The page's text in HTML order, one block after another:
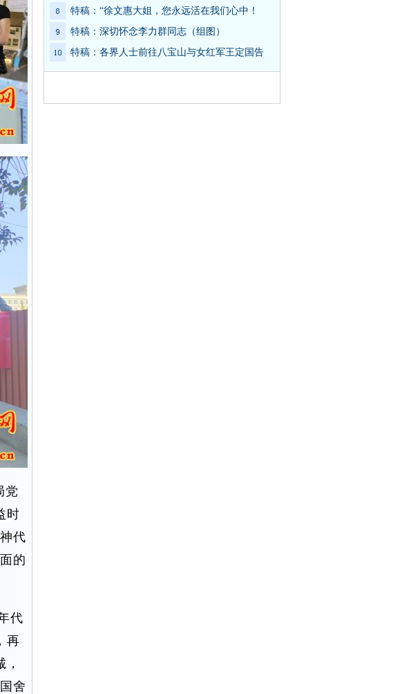
党
时
代
的
代
再
舍
特稿：“徐文惠大姐，您永远活在我们心中！
特稿：深切怀念李力群同志（组图）
特稿：各界人士前往八宝山与女红军王定国告